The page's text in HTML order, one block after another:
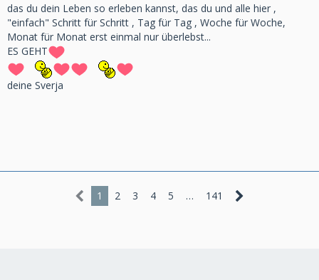
das du dein Leben so erleben kannst, das du und alle hier ,
"einfach" Schritt für Schritt , Tag für Tag , Woche für Woche,
Monat für Monat erst einmal nur überlebst...
ES GEHT
deine Sverja
1 2 3 4 5 … 141